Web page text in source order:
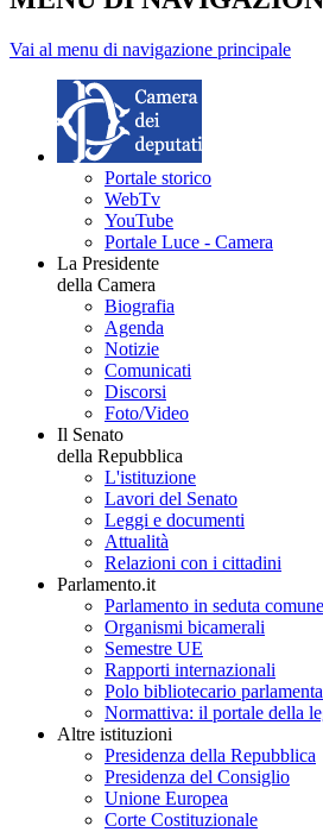
Vai al menu di navigazione principale
Portale storico
WebTv
YouTube
Portale Luce - Camera
La Presidente
della Camera
Biografia
Agenda
Notizie
Comunicati
Discorsi
Foto/Video
Il Senato
della Repubblica
L'istituzione
Lavori del Senato
Leggi e documenti
Attualità
Relazioni con i cittadini
Parlamento.it
Parlamento in seduta comune
Organismi bicamerali
Semestre UE
Rapporti internazionali
Polo bibliotecario
Normattiva: il portale della
Altre istituzioni
Presidenza della Repubblica
Presidenza del Consiglio
Unione Europea
Corte Costituzionale